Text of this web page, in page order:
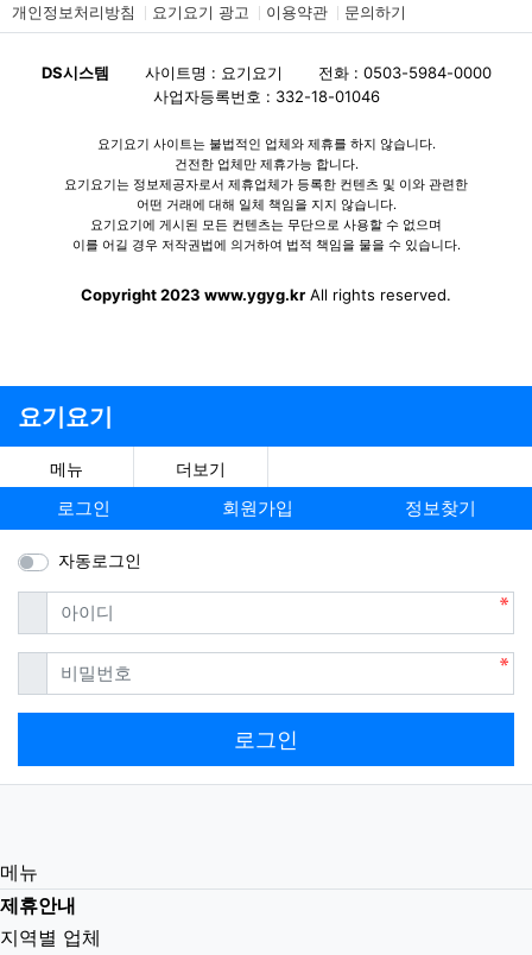
개인정보처리방침 요기요기 광고 이용약관 문의하기
DS시스템 사이트명 : 요기요기
전화 : 0503-5984-0000
사업자등록번호 : 332-18-01046
요기요기 사이트는 불법적인 업체와 제휴를 하지 않습니다.
건전한 업체만 제휴가능 합니다.
요기요기는 정보제공자로서 제휴업체가 등록한 컨텐츠 및 이와 관련한
어떤 거래에 대해 일체 책임을 지지 않습니다.
요기요기에 게시된 모든 컨텐츠는 무단으로 사용할 수 없으며
이를 어길 경우 저작권법에 의거하여 법적 책임을 물을 수 있습니다.
Copyright 2023 www.ygyg.kr All rights reserved.
요기요기
메뉴 더보기
로그인 회원가입 정보찾기
자동로그인
아이디필수
비밀번호필수
로그인
메뉴
제휴안내
지역별 업체